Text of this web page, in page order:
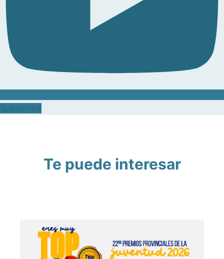
Te puede interesar